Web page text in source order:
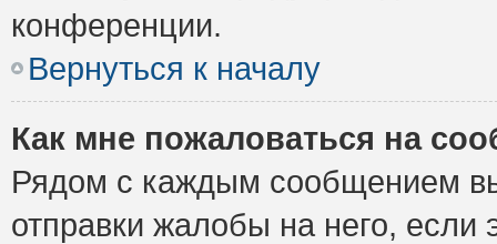
конференции.
Вернуться к началу
Как мне пожаловаться на
Рядом с каждым сообщением
отправки жалобы на него,